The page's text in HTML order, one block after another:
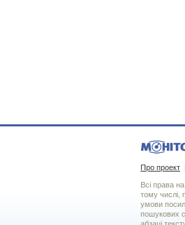
Про проект
Всі права
тому числі,
умови
пошукових